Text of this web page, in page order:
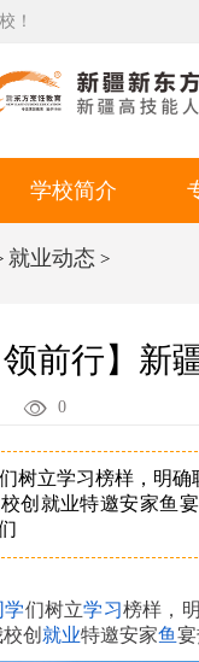
！
学校简介
就业动态 >
领前行】新
0
树立学习榜样，明
创就业特邀安家鱼
学们树立学习榜样，
创 就业特邀安家鱼